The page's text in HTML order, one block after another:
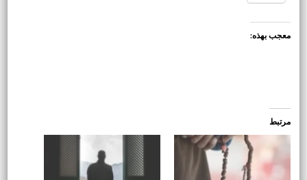
معجب بهذه:
مرتبط